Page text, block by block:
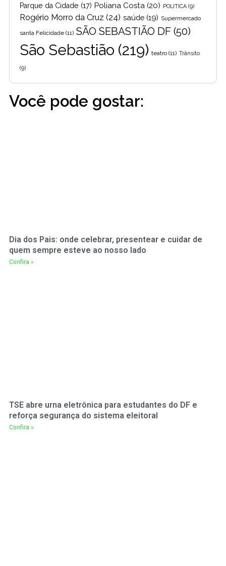
Parque da Cidade (17) Poliana Costa (20) POLITICA (9)
Rogério Morro da Cruz (24) saúde (19) Supermercado
santa Felicidade (11) SÃO SEBASTIÃO DF (50)
São Sebastião (219) teatro (11) Trânsito
(9)
Você pode gostar:
Dia dos Pais: onde celebrar, presentear e cuidar de
quem sempre esteve ao nosso lado
Confira »
TSE abre urna eletrônica para estudantes do DF e
reforça segurança do sistema eleitoral
Confira »